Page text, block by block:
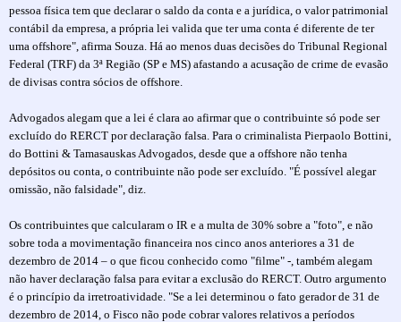
pessoa física tem que declarar o saldo da conta e a jurídica, o valor patrimonial
contábil da empresa, a própria lei valida que ter uma conta é diferente de ter
uma offshore", afirma Souza. Há ao menos duas decisões do Tribunal Regional
Federal (TRF) da 3ª Região (SP e MS) afastando a acusação de crime de evasão
de divisas contra sócios de offshore.
Advogados alegam que a lei é clara ao afirmar que o contribuinte só pode ser
excluído do RERCT por declaração falsa. Para o criminalista Pierpaolo Bottini,
do Bottini & Tamasauskas Advogados, desde que a offshore não tenha
depósitos ou conta, o contribuinte não pode ser excluído. "É possível alegar
omissão, não falsidade", diz.
Os contribuintes que calcularam o IR e a multa de 30% sobre a "foto", e não
sobre toda a movimentação financeira nos cinco anos anteriores a 31 de
dezembro de 2014 – o que ficou conhecido como "filme" -, também alegam
não haver declaração falsa para evitar a exclusão do RERCT. Outro argumento
é o princípio da irretroatividade. "Se a lei determinou o fato gerador de 31 de
dezembro de 2014, o Fisco não pode cobrar valores relativos a períodos